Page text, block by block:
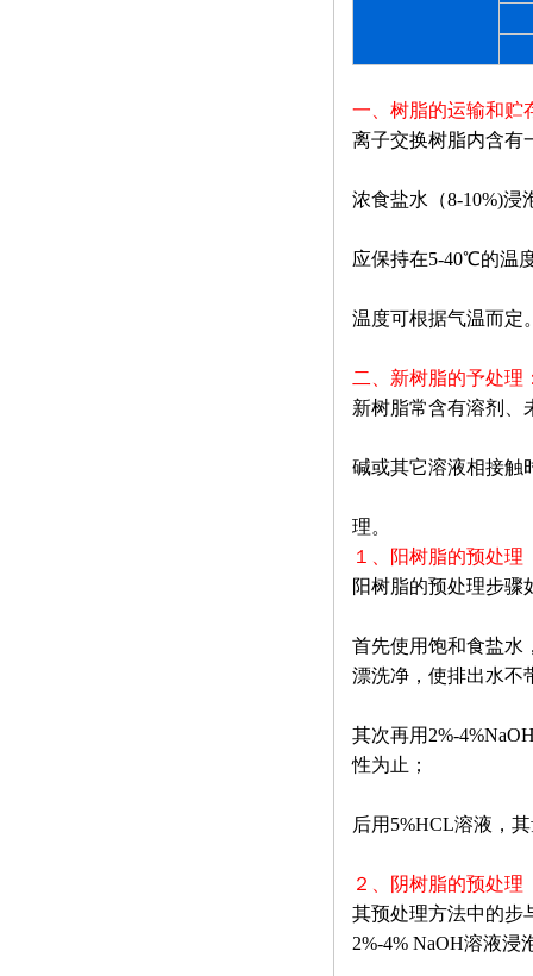
一、树脂的运输和贮
离子交换树脂内含有
浓食盐水（8-10%)
应保持在5-40℃的温
温度可根据气温而定
二、新树脂的予处理
新树脂常含有溶剂、
碱或其它溶液相接触
理。
１、阳树脂的预处理
阳树脂的预处理步骤
首先使用饱和食盐水
漂洗净，使排出水不
其次再用2%-
性为止；
后用5%HCL溶液，
２、阴树脂的预处理
其预处理方法中的步
2%-4% NaOH溶液